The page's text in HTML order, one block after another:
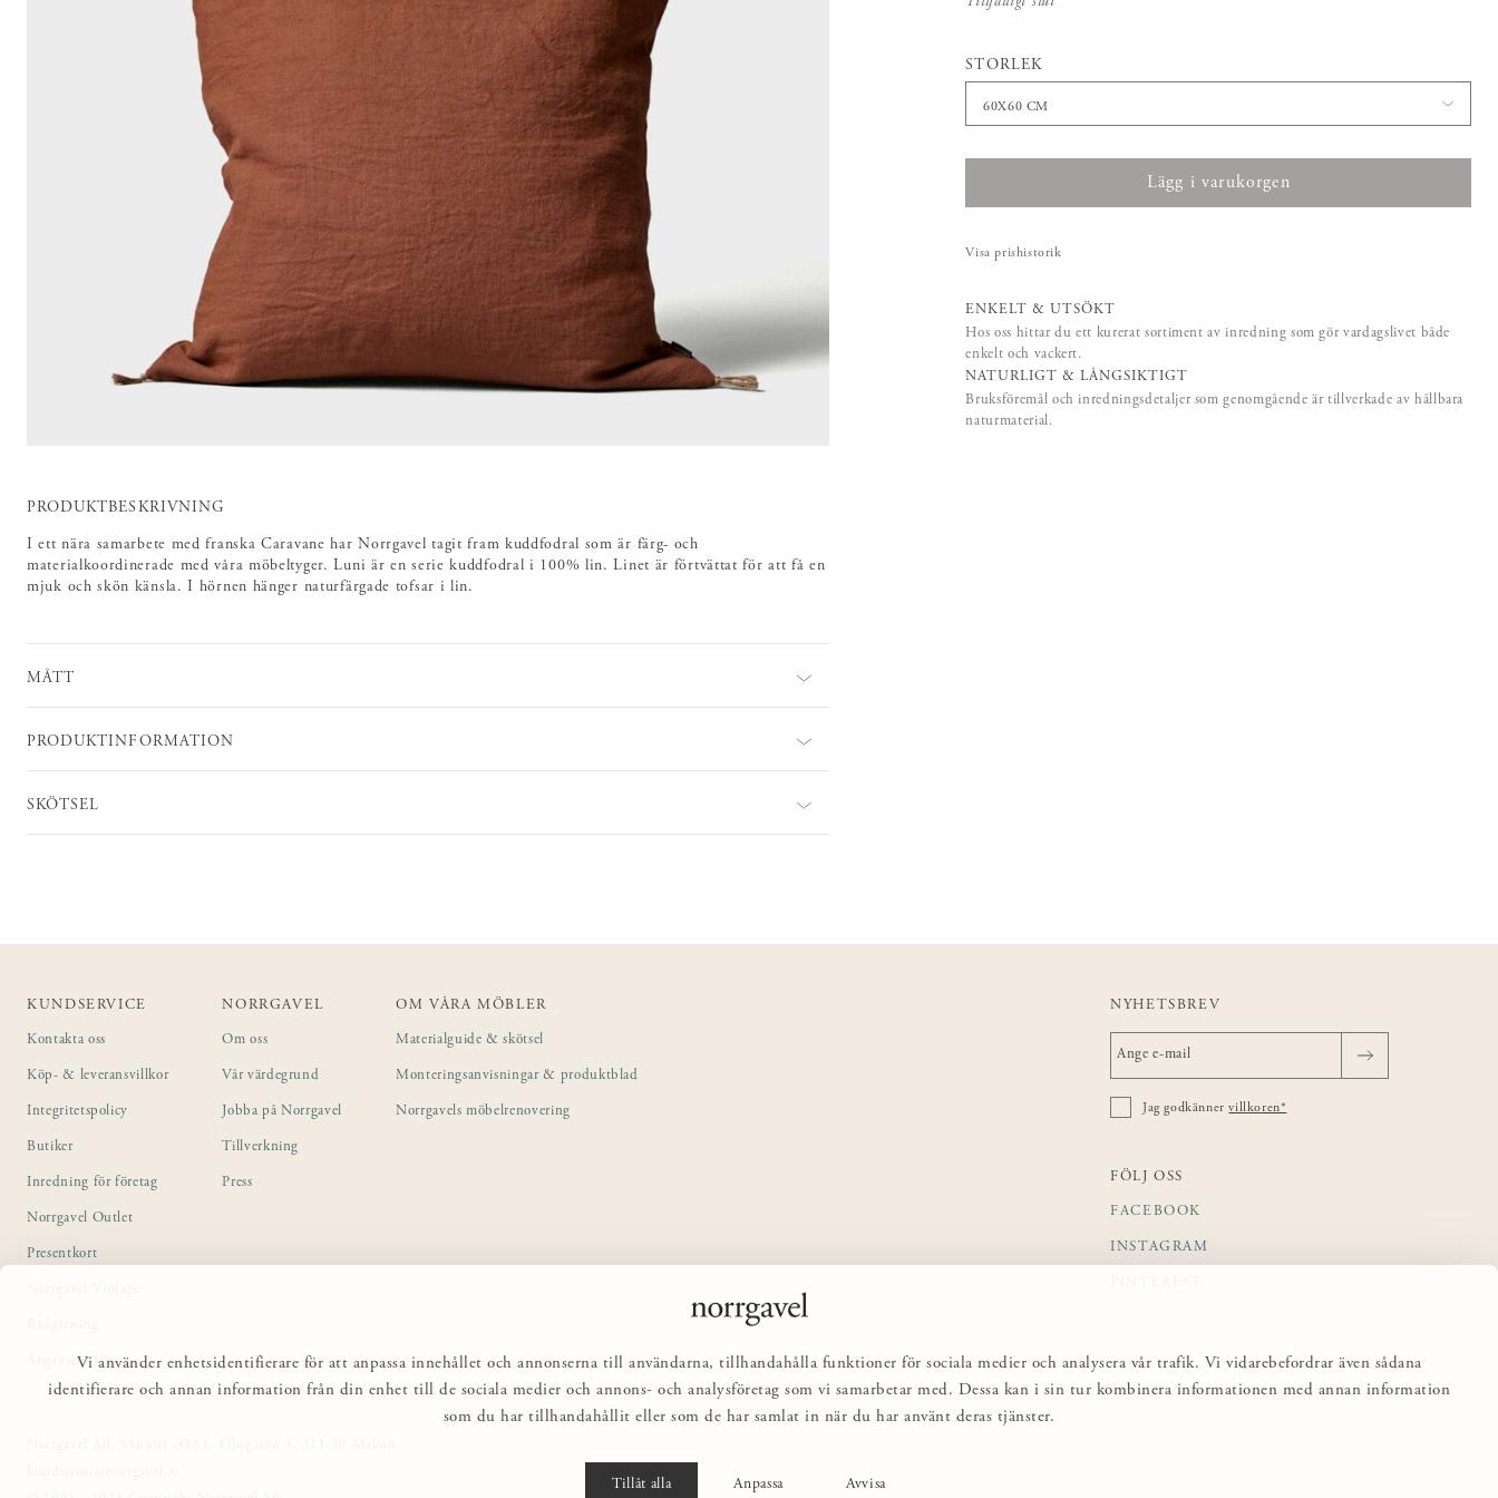
Vi använder enhetsidentifierare för att anpassa innehållet och annonserna till användarna, tillhandahålla funktioner för sociala medier och analysera vår trafik. Vi vidarebefordrar även sådana
identifierare och annan information från din enhet till de sociala medier och annons- och analysföretag som vi samarbetar med. Dessa kan i sin tur kombinera informationen med annan information
som du har tillhandahållit eller som de har samlat in när du har använt deras tjänster.
Tillåt alla Anpassa Avvisa
STORLEK
60X60 CM
Lägg i varukorgen
Visa prishistorik
ENKELT & UTSÖKT
Hos oss hittar du ett kurerat sortiment av inredning som gör vardagslivet både
enkelt och vackert.
NATURLIGT & LÅNGSIKTIGT
Bruksföremål och inredningsdetaljer som genomgående är tillverkade av hållbara
naturmaterial.
PRODUKTBESKRIVNING
I ett nära samarbete med franska Caravane har Norrgavel tagit fram kuddfodral som är färg- och
materialkoordinerade med våra möbeltyger. Luni är en serie kuddfodral i 100% lin. Linet är förtvättat för att få en
mjuk och skön känsla. I hörnen hänger naturfärgade tofsar i lin.
MÅTT
PRODUKTINFORMATION
SKÖTSEL
KUNDSERVICE
Kontakta oss
Köp- & leveransvillkor
Integritetspolicy
Butiker
Inredning för företag
Norrgavel Outlet
Presentkort
Ångra ditt köp
NORRGAVEL
Om oss
Vår värdegrund
Jobba på Norrgavel
Tillverkning
Press
OM VÅRA MÖBLER
Materialguide & skötsel
Monteringsanvisningar & produktblad
Norrgavels möbelrenovering
NYHETSBREV
Jag godkännervillkoren*
FÖLJ OSS
FACEBOOK
INSTAGRAM